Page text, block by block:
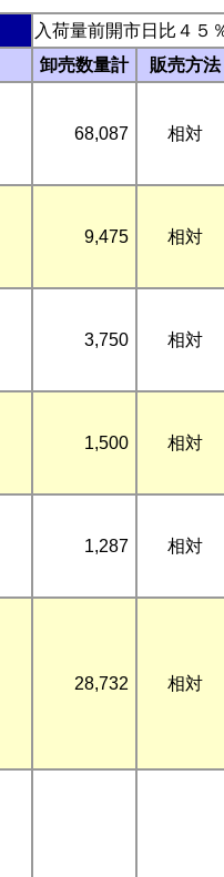
入荷量前開市日比４５
卸売数量計 販売方法
68,087 相対
9,475 相対
3,750 相対
1,500 相対
1,287 相対
28,732 相対